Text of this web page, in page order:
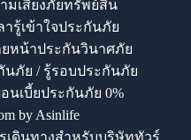
มเสี่ยงภัยทรัพย์สิน
รู้เข้าใจประกันภัย
หน้าประกันวินาศภัย
นภัย / รู้รอบประกันภัย
นเบี้ยประกันภัย 0%
by Asinlife
เดินทางสำหรับบริษัททัวร์